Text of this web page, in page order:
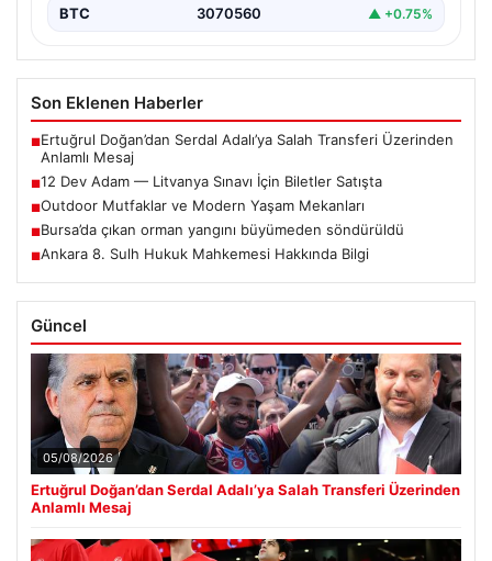
BTC 3070560 ▲ +0.75%
Son Eklenen Haberler
■Ertuğrul Doğan’dan Serdal Adalı’ya Salah Transferi Üzerinden
Anlamlı Mesaj
■12 Dev Adam — Litvanya Sınavı İçin Biletler Satışta
■Outdoor Mutfaklar ve Modern Yaşam Mekanları
■Bursa’da çıkan orman yangını büyümeden söndürüldü
■Ankara 8. Sulh Hukuk Mahkemesi Hakkında Bilgi
Güncel
05/08/2026
Ertuğrul Doğan’dan Serdal Adalı’ya Salah Transferi Üzerinden
Anlamlı Mesaj